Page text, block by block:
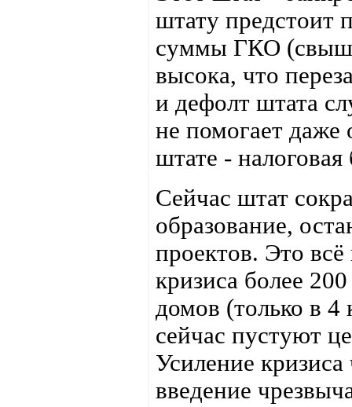
штату предстоит
суммы ГКО
высока, что
и дефолт штата
не помогает даже
штате - налоговая
Сейчас штат
образование,
проектов. Это
кризиса более
домов (только в 4
сейчас пустуют
Усиление
введение